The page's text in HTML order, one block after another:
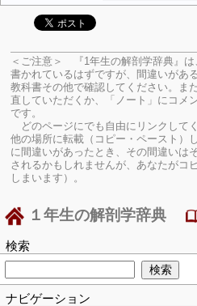
＜ご注意＞ 『1年生の解剖学辞典』
書かれているはずですが、間違いがあ
教科書その他で確認してください。
ま
直していただくか、「ノート」にコメ
です。
どのページにでも自由にリンクして
他の場所に転載（コピー・ペースト）
に間違いがあったとき、その間違いは
されるかもしれませんが、あなたがコ
しまいます）。
１年生の解剖学辞典
検索
ナビゲーション